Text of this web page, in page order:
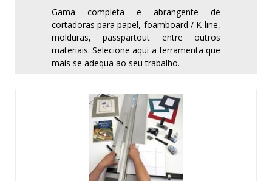
Gama completa e abrangente de
cortadoras para papel, foamboard / K-line,
molduras, passpartout entre outros
materiais. Selecione aqui a ferramenta que
mais se adequa ao seu trabalho.